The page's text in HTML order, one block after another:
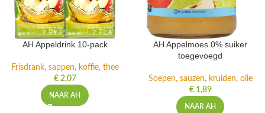
AH Appeldrink 10-pack
Frisdrank, sappen, koffie, thee
€2,07
NAAR AH
AH Appelmoes 0% suiker
toegevoegd
Soepen, sauzen, kruiden, olie
€1,89
NAAR AH